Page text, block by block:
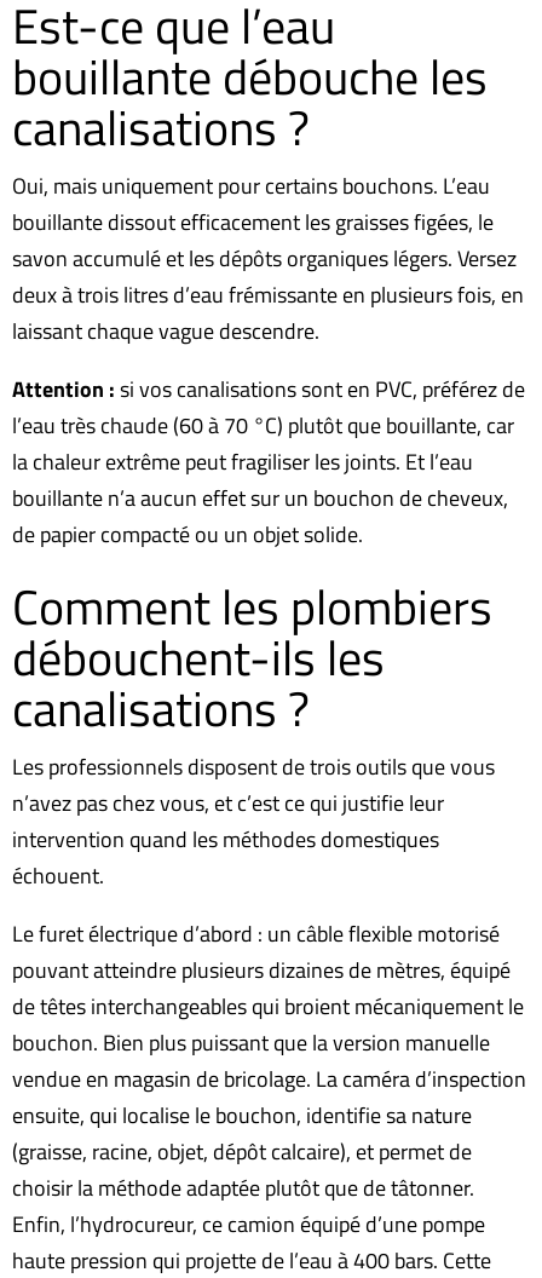
Est-ce que l’eau
bouillante débouche les
canalisations ?
Oui, mais uniquement pour certains bouchons. L’eau
bouillante dissout efficacement les graisses figées, le
savon accumulé et les dépôts organiques légers. Versez
deux à trois litres d’eau frémissante en plusieurs fois, en
laissant chaque vague descendre.
Attention :si vos canalisations sont en PVC, préférez de
l’eau très chaude (60 à 70 °C) plutôt que bouillante, car
la chaleur extrême peut fragiliser les joints. Et l’eau
bouillante n’a aucun effet sur un bouchon de cheveux,
de papier compacté ou un objet solide.
Comment les plombiers
débouchent-ils les
canalisations ?
Les professionnels disposent de trois outils que vous
n’avez pas chez vous, et c’est ce qui justifie leur
intervention quand les méthodes domestiques
échouent.
Le furet électrique d’abord : un câble flexible motorisé
pouvant atteindre plusieurs dizaines de mètres, équipé
de têtes interchangeables qui broient mécaniquement le
bouchon. Bien plus puissant que la version manuelle
vendue en magasin de bricolage. La caméra d’inspection
ensuite, qui localise le bouchon, identifie sa nature
(graisse, racine, objet, dépôt calcaire), et permet de
choisir la méthode adaptée plutôt que de tâtonner.
Enfin, l’hydrocureur, ce camion équipé d’une pompe
haute pression qui projette de l’eau à 400 bars. Cette